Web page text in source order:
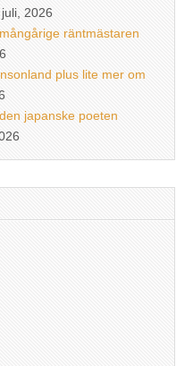
2026
räntmästaren
plus lite mer om
japanske poeten